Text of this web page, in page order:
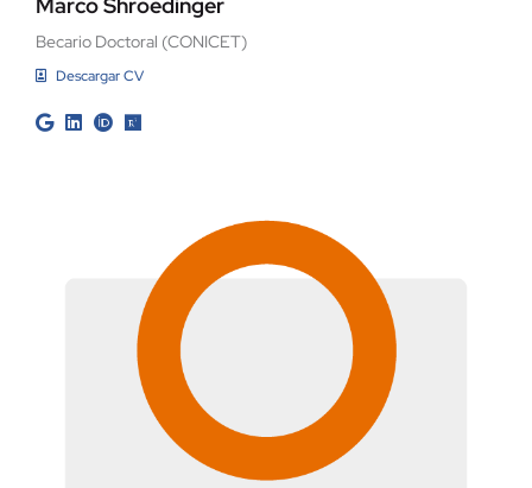
Marco Shroedinger
Becario Doctoral (CONICET)
Descargar CV